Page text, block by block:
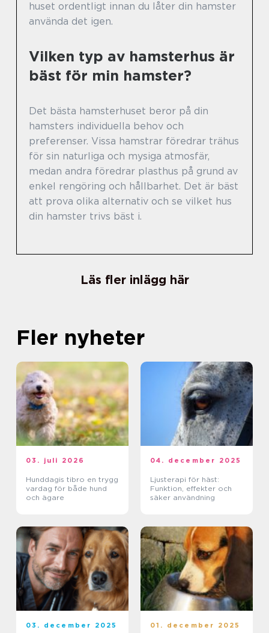
huset ordentligt innan du låter din hamster
använda det igen.
Vilken typ av hamsterhus är
bäst för min hamster?
Det bästa hamsterhuset beror på din
hamsters individuella behov och
preferenser. Vissa hamstrar föredrar trähus
för sin naturliga och mysiga atmosfär,
medan andra föredrar plasthus på grund av
enkel rengöring och hållbarhet. Det är bäst
att prova olika alternativ och se vilket hus
din hamster trivs bäst i.
Läs fler inlägg här
Fler nyheter
03. juli 2026
Hunddagis tibro en trygg
vardag för både hund
och ägare
04. december 2025
Ljusterapi för häst:
Funktion, effekter och
säker användning
03. december 2025 01. december 2025